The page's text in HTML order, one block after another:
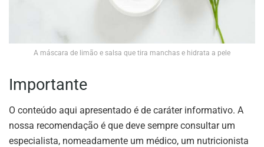
A máscara de limão e salsa que tira manchas e hidrata a pele
Importante
O conteúdo aqui apresentado é de caráter informativo. A
nossa recomendação é que deve sempre consultar um
especialista, nomeadamente um médico, um nutricionista